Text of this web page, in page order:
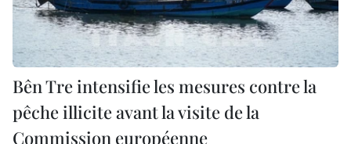
Bên Tre intensifie les mesures contre la
pêche illicite avant la visite de la
Commission européenne